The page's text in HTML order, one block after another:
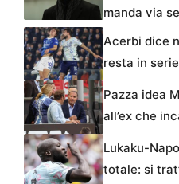
manda via
Acerbi dice
resta in
Pazza idea
all’ex che
Lukaku-
totale: si